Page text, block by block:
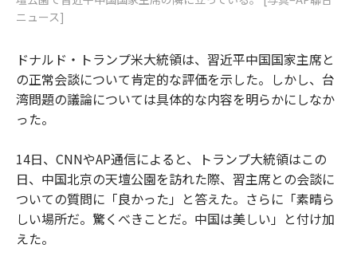
ニュース]
ドナルド・トランプ米大統領は、習近平中国国家主席と
の正常会談について肯定的な評価を示した。しかし、台
湾問題の議論については具体的な内容を明らかにしなか
った。
14日、CNNやAP通信によると、トランプ大統領はこの
日、中国北京の天壇公園を訪れた際、習主席との会談に
ついての質問に「良かった」と答えた。さらに「素晴ら
しい場所だ。驚くべきことだ。中国は美しい」と付け加
えた。